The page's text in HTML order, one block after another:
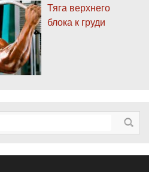
Тяга верхнего
блока к груди